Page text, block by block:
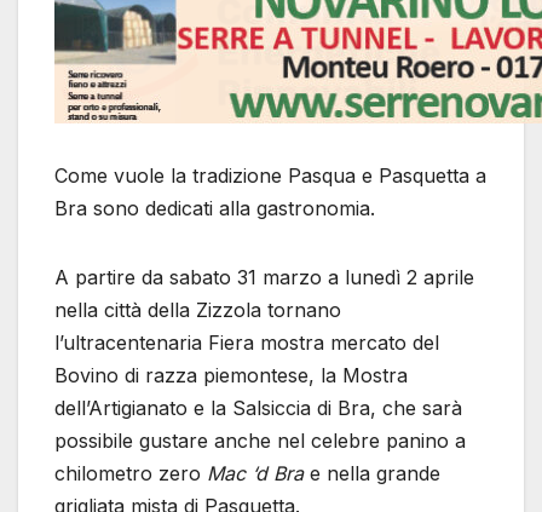
Come vuole la tradizione Pasqua e Pasquetta a
Bra sono dedicati alla gastronomia.
A partire da sabato 31 marzo a lunedì 2 aprile
nella città della Zizzola tornano
l’ultracentenaria Fiera mostra mercato del
Bovino di razza piemontese, la Mostra
dell’Artigianato e la Salsiccia di Bra, che sarà
possibile gustare anche nel celebre panino a
chilometro zero Mac ‘d Brae nella grande
grigliata mista di Pasquetta.